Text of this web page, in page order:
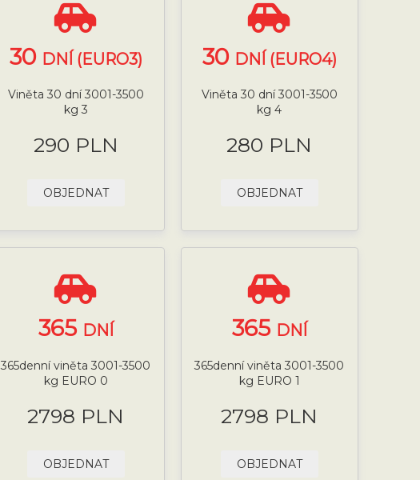
30 DNÍ (EURO3)
Viněta 30 dní 3001-3500
kg 3
290 PLN
OBJEDNAT
30 DNÍ (EURO4)
Viněta 30 dní 3001-3500
kg 4
280 PLN
OBJEDNAT
365 DNÍ
365denní viněta 3001-3500
kg EURO 0
2798 PLN
OBJEDNAT
365 DNÍ
365denní viněta 3001-3500
kg EURO 1
2798 PLN
OBJEDNAT